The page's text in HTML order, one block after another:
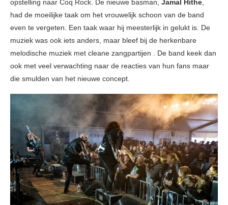
opstelling naar Coq Rock. De nieuwe basman, Jamal Hithe
had de moeilijke taak om het vrouwelijk schoon van de band
even te vergeten. Een taak waar hij meesterlijk in gelukt is. De
muziek was ook iets anders, maar bleef bij de herkenbare
melodische muziek met cleane zangpartijen . De band keek dan
ook met veel verwachting naar de reacties van hun fans maar
die smulden van het nieuwe concept.